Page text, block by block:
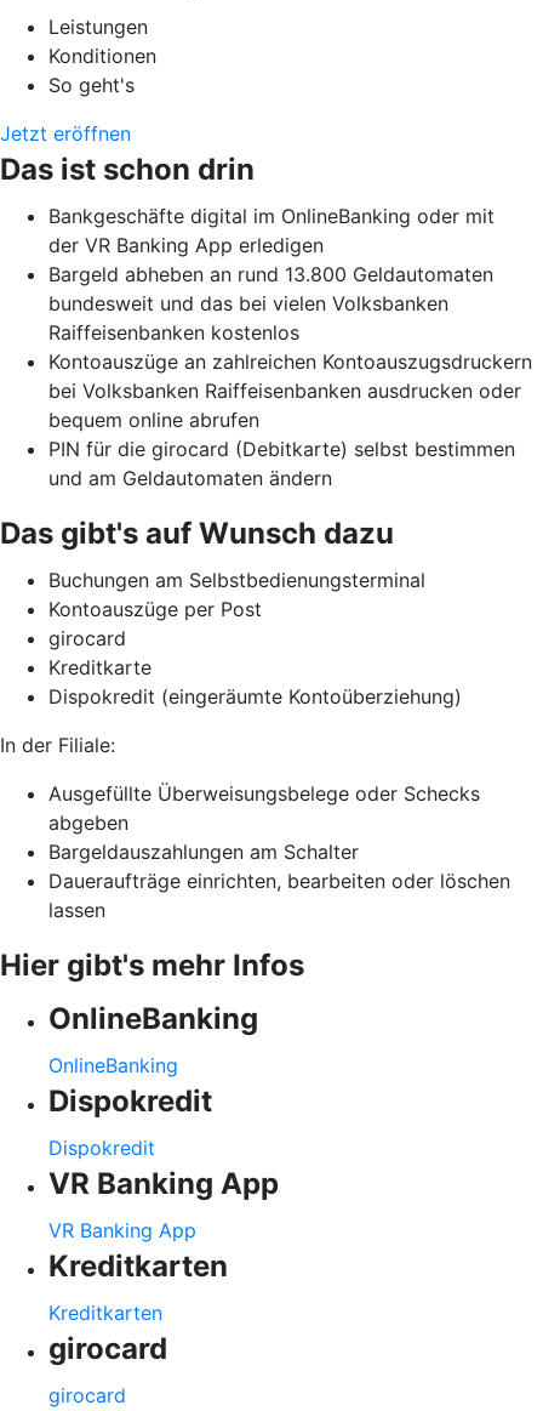
Leistungen
Konditionen
So geht's
Jetzt eröffnen
Das ist schon drin
Bankgeschäfte digital im OnlineBanking oder mit
der VR Banking App erledigen
Bargeld abheben an rund 13.800 Geldautomaten
bundesweit und das bei vielen Volksbanken
Raiffeisenbanken kostenlos
Kontoauszüge an zahlreichen Kontoauszugsdruckern
bei Volksbanken Raiffeisenbanken ausdrucken oder
bequem online abrufen
PIN für die girocard (Debitkarte) selbst bestimmen
und am Geldautomaten ändern
Das gibt's auf Wunsch dazu
Buchungen am Selbstbedienungsterminal
Kontoauszüge per Post
girocard
Kreditkarte
Dispokredit (eingeräumte Kontoüberziehung)
In der Filiale:
Ausgefüllte Überweisungsbelege oder Schecks
abgeben
Bargeldauszahlungen am Schalter
Daueraufträge einrichten, bearbeiten oder löschen
lassen
Hier gibt's mehr Infos
OnlineBanking
OnlineBanking
Dispokredit
Dispokredit
VR Banking App
VR Banking App
Kreditkarten
Kreditkarten
girocard
girocard